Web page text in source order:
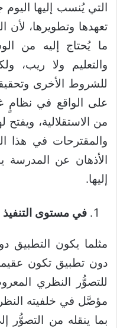
التي يُنسب إليها
تعهدها وتطويرها، لأن
ما يُحتاج إليه من
والتعليم ولا ريب،
للشروط الأخرى
على الواقع في نظامٍ
من الاستقلالية، ويفتح
والمقترحات في هذا
الأذهان عن المدرسة
إليها.
في مستوى التنفيذ
مثلما يكون التطبيق
دون تطبيق تكون
للتصوُّر النظري
مؤصَّل في خلفيته
بما ينقله من التصوُّر